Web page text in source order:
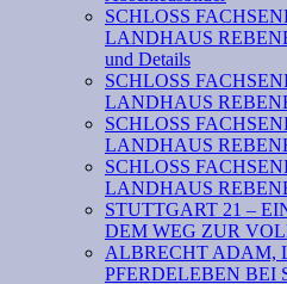
SCHLOSS
LANDHAUS
und Details
SCHLOSS
LANDHAUS
SCHLOSS
LANDHAUS
SCHLOSS
LANDHAUS
STUTTGART 21 –
DEM WEG ZUR
ALBRECHT ADAM,
PFERDELEBEN BEI